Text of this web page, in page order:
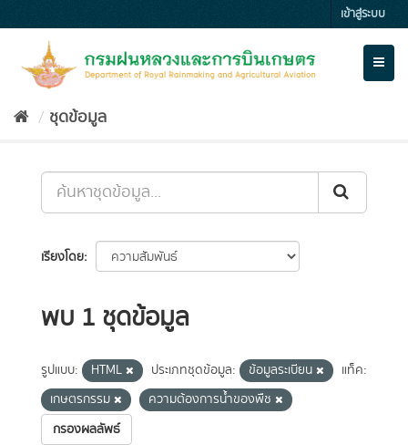
to
เข้าสู่ระบบ
ชุดข้อมูล
เรียงโดย
พบ 1 ชุดข้อมูล
รูปแบบ: HTML ประเภทชุดข้อมูล: ข้อมูลระเบียน
แท็ค:
เกษตรกรรม
ความต้องการน้ำของพืช
กรองผลลัพธ์